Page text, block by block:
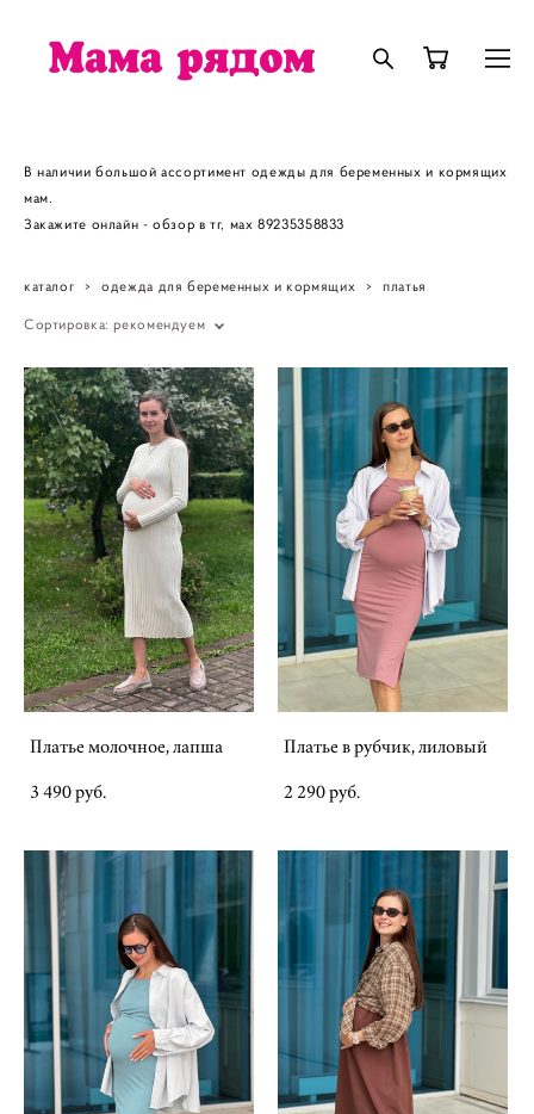
В наличии большой ассортимент одежды для беременных и кормящих
мам.
Закажите онлайн - обзор в тг, мах 89235358833
каталог > одежда для беременных и кормящих > платья
Сортировка: рекомендуем
Платье молочное, лапша
3 490 pуб.
Платье в рубчик, лиловый
2 290 pуб.